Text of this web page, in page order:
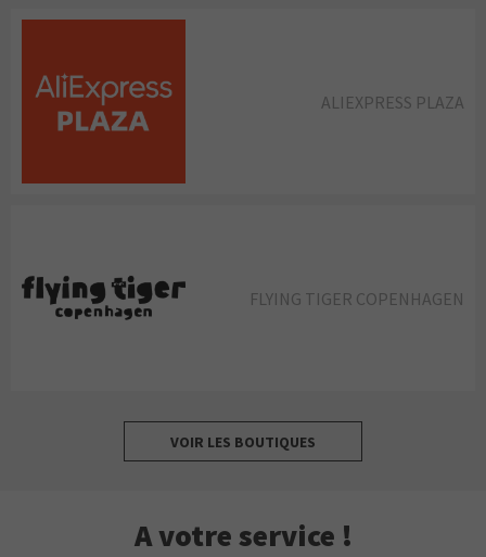
ALIEXPRESS PLAZA
FLYING TIGER COPENHAGEN
VOIR LES BOUTIQUES
A votre service !